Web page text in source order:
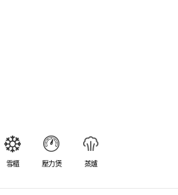
雪櫃 壓力煲 蒸爐